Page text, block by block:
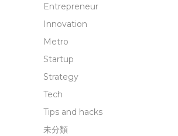
Entrepreneur
Innovation
Metro
Startup
Strategy
Tech
Tips and hacks
未分類